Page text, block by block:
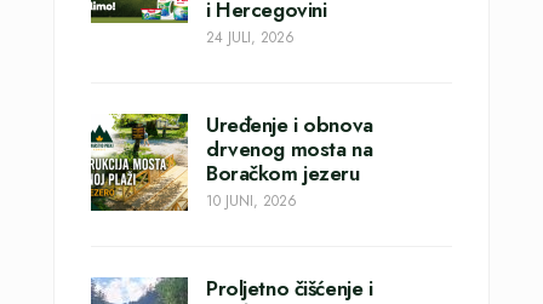
i Hercegovini
24 JULI, 2026
Uređenje i obnova
drvenog mosta na
Boračkom jezeru
10 JUNI, 2026
Proljetno čišćenje i